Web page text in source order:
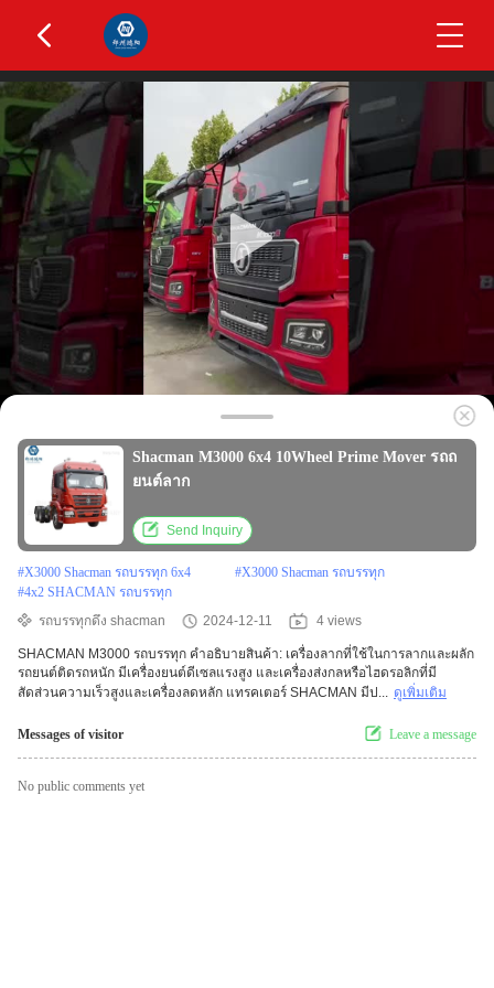
Shacman M3000 6x4 10Wheel Prime Mover รถถ
ยนต์ลาก
Send Inquiry
#X3000 Shacman รถบรรทุก 6x4 #X3000 Shacman รถบรรทุก
#4x2 SHACMAN รถบรรทุก
รถบรรทุกดึง shacman
2024-12-11 4 views
SHACMAN M3000 รถบรรทุก คําอธิบายสินค้า: เครื่องลากที่ใช้ในการลากและผลัก
รถยนต์ติดรถหนัก มีเครื่องยนต์ดีเซลแรงสูง และเครื่องส่งกลหรือไฮดรอลิกที่มี
สัดส่วนความเร็วสูงและเครื่องลดหลัก แทรคเตอร์ SHACMAN มีป... ดูเพิ่มเติม
Messages of visitor Leave a message
No public comments yet